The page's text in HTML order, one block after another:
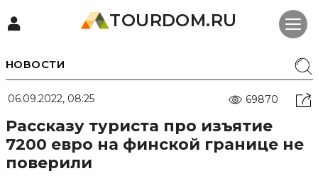
TOURDOM.RU
НОВОСТИ
06.09.2022, 08:25 69870
Рассказу туриста про изъятие
7200 евро на финской границе не
поверили